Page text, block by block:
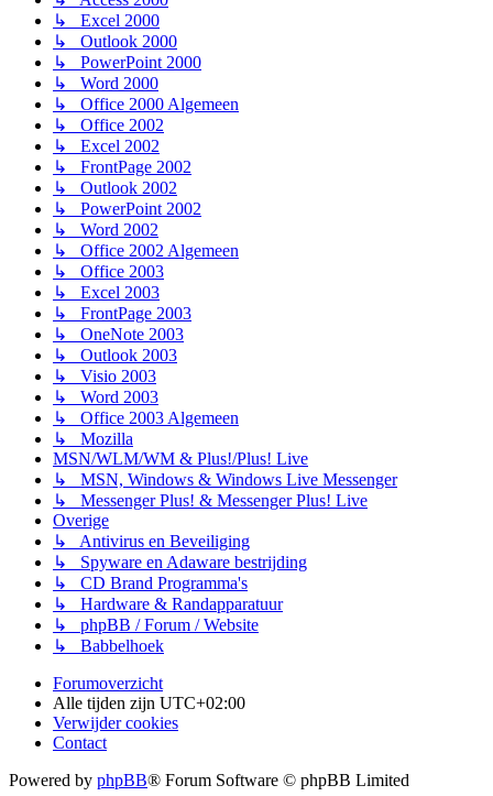
↳ Excel 2000
↳ Outlook 2000
↳ PowerPoint 2000
↳ Word 2000
↳ Office 2000 Algemeen
↳ Office 2002
↳ Excel 2002
↳ FrontPage 2002
↳ Outlook 2002
↳ PowerPoint 2002
↳ Word 2002
↳ Office 2002 Algemeen
↳ Office 2003
↳ Excel 2003
↳ FrontPage 2003
↳ OneNote 2003
↳ Outlook 2003
↳ Visio 2003
↳ Word 2003
↳ Office 2003 Algemeen
↳ Mozilla
MSN/WLM/WM & Plus!/Plus! Live
↳ MSN, Windows & Windows Live Messenger
↳ Messenger Plus! & Messenger Plus! Live
Overige
↳ Antivirus en Beveiliging
↳ Spyware en Adaware bestrijding
↳ CD Brand Programma's
↳ Hardware & Randapparatuur
↳ phpBB / Forum / Website
↳ Babbelhoek
Forumoverzicht
Alle tijden zijn UTC+02:00
Verwijder cookies
Contact
Powered by phpBB® Forum Software © phpBB Limited